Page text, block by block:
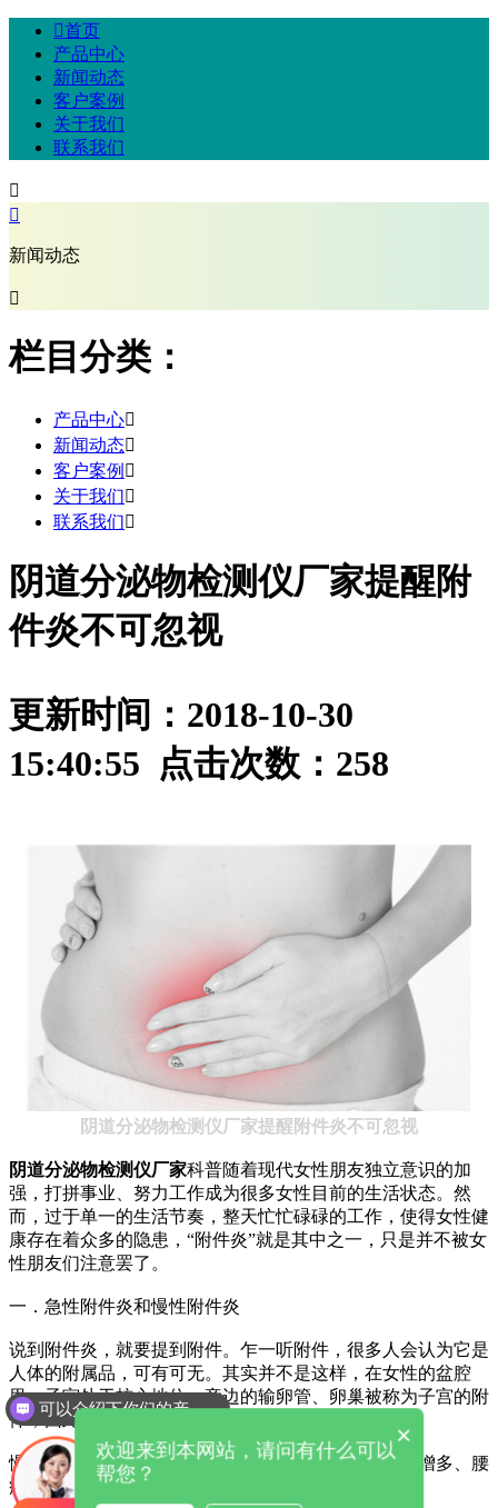
首页
产品中心
新闻动态
客户案例
关于我们
联系我们


新闻动态

栏目分类：
产品中心
新闻动态
客户案例 
关于我们
联系我们
阴道分泌物检测仪厂家提醒附
件炎不可忽视
更新时间：2018-10-30
15:40:55 点击次数： 258
阴道分泌物检测仪厂家提醒附件炎不可忽视
阴道分泌物检测仪厂家科普随着现代女性朋友独立意识的加
强，打拼事业、努力工作成为很多女性目前的生活状态。然
而，过于单一的生活节奏，整天忙忙碌碌的工作，使得女性健
康存在着众多的隐患，“附件炎”就是其中之一，只是并不被女
性朋友们注意罢了。
一．急性附件炎和慢性附件炎
说到附件炎，就要提到附件。乍一听附件，很多人会认为它是
人体的附属品，可有可无。其实并不是这样，在女性的盆腔
里，子宫处于核心地位，旁边的输卵管、卵巢被称为子宫的附
件，因此，附件炎一般指输卵管和卵巢的炎症。
慢性附件炎：腹痛，小腹坠胀，时轻时重，伴有白带增多、腰
疼、月经失调等症状。
可以介绍下你们的产品么
×
欢迎来到本网站，请问有什么可以
帮您？